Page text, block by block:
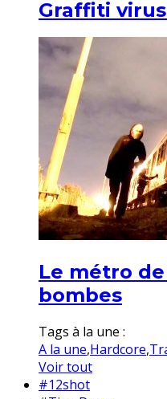
Graffiti
Le métro
bombes
Tags à la une :
A la une,Hardcore,
Voir tout
#12shot